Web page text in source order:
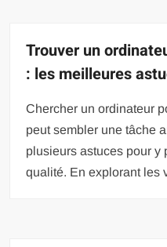
Trouver un
: les meilleures
Chercher un ordinateur
peut sembler une tâche
plusieurs astuces pour y
qualité. En explorant les